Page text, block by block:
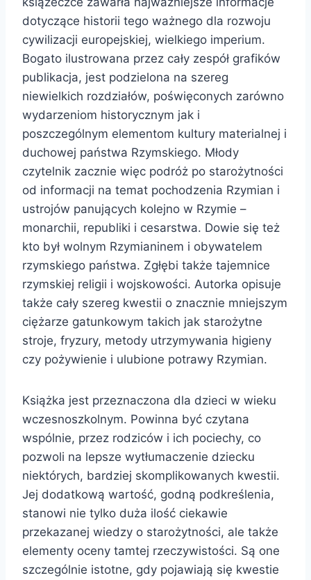
dotyczące historii tego ważnego dla rozwoju
cywilizacji europejskiej, wielkiego imperium.
Bogato ilustrowana przez cały zespół grafików
publikacja, jest podzielona na szereg
niewielkich rozdziałów, poświęconych zarówno
wydarzeniom historycznym jak i
poszczególnym elementom kultury materialnej i
duchowej państwa Rzymskiego. Młody
czytelnik zacznie więc podróż po starożytności
od informacji na temat pochodzenia Rzymian i
ustrojów panujących kolejno w Rzymie –
monarchii, republiki i cesarstwa. Dowie się też
kto był wolnym Rzymianinem i obywatelem
rzymskiego państwa. Zgłębi także tajemnice
rzymskiej religii i wojskowości. Autorka opisuje
także cały szereg kwestii o znacznie mniejszym
ciężarze gatunkowym takich jak starożytne
stroje, fryzury, metody utrzymywania higieny
czy pożywienie i ulubione potrawy Rzymian.
Książka jest przeznaczona dla dzieci w wieku
wczesnoszkolnym. Powinna być czytana
wspólnie, przez rodziców i ich pociechy, co
pozwoli na lepsze wytłumaczenie dziecku
niektórych, bardziej skomplikowanych kwestii.
Jej dodatkową wartość, godną podkreślenia,
stanowi nie tylko duża ilość ciekawie
przekazanej wiedzy o starożytności, ale także
elementy oceny tamtej rzeczywistości. Są one
szczególnie istotne, gdy pojawiają się kwestie